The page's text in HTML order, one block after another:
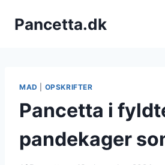
Pancetta.dk
MAD OPSKRIFTER
Pancetta i
pandekager